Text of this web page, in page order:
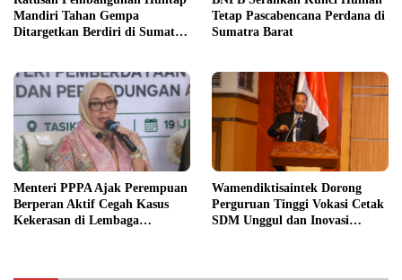
Mandiri Tahan Gempa
Ditargetkan Berdiri di Sumatra
Tetap Pascabencana Perdana di
Sumatra Barat
Menteri PPPA Ajak Perempuan
Berperan Aktif Cegah Kasus
Kekerasan di Lembaga
Wamendiktisaintek Dorong
Perguruan Tinggi Vokasi Cetak
SDM Unggul dan Inovasi